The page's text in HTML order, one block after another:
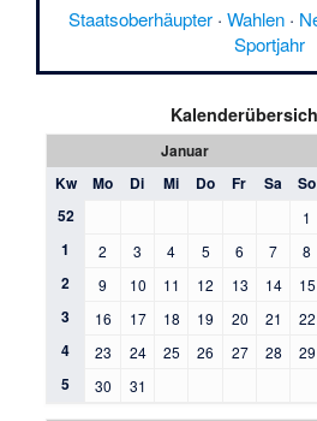
Staatsoberhäupter· Wahlen·
Sportjahr
Januar
Kw
Mo Di Mi Do Fr Sa
So
52
1
1 2 3 4 5 6 7 8
2 9 10 11 12 13 14 15
3 16 17 18 19 20 21 22
4 23 24 25 26 27 28 29
5 30 31